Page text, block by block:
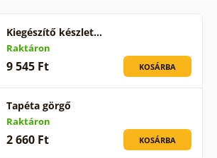
Kiegészítő készlet…
Raktáron
9 545 Ft KOSÁRBA
Tapéta görgő
Raktáron
2 660 Ft KOSÁRBA